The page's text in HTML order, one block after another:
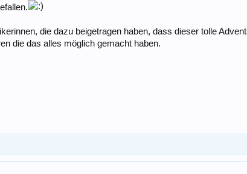
die dazu beigetragen haben, dass dieser tolle
die das alles möglich gemacht haben.